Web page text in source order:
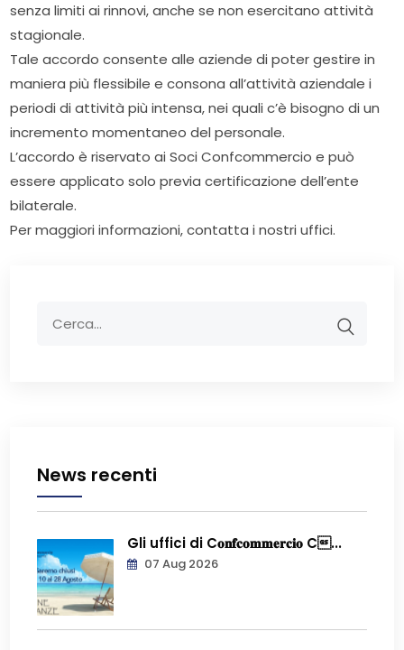
News recenti
Gli uffici di C𝐨𝐧𝐟𝐜𝐨𝐦𝐦𝐞𝐫𝐜𝐢𝐨 C...
07 Aug 2026
senza limiti ai rinnovi, anche se non esercitano attività
stagionale.
Tale accordo consente alle aziende di poter gestire in
maniera più flessibile e consona all’attività aziendale i
periodi di attività più intensa, nei quali c’è bisogno di un
incremento momentaneo del personale.
L’accordo è riservato ai Soci Confcommercio e può
essere applicato solo previa certificazione dell’ente
bilaterale.
Per maggiori informazioni, contatta i nostri uffici.